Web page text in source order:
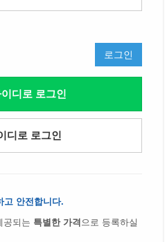
로그인
디로 로그인
디로 로그인
고 안전합니다.
공되는 특별한 가격 으로 등록하실